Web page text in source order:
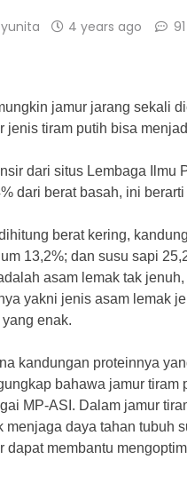
4 years ago 91
jamur jarang sekali
jenis tiram putih bisa
dari situs Lembaga Ilmu
dari berat basah, ini
berat kering,
13,2%; dan susu sapi
asam lemak tak
yakni jenis asam lemak
yang enak.
kandungan proteinnya
bahawa jamur tiram
MP-ASI. Dalam jamur
menjaga daya tahan tubuh
dapat membantu